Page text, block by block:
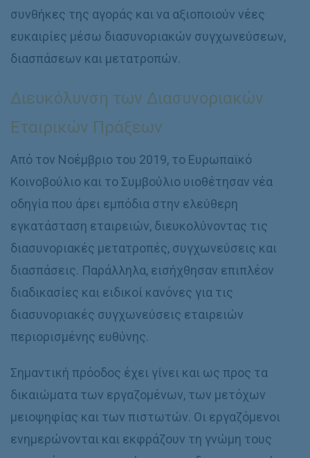
συνθήκες της αγοράς και να αξιοποιούν νέες
ευκαιρίες μέσω διασυνοριακών συγχωνεύσεων,
διασπάσεων και μετατροπών.
Διευκόλυνση των Διασυνοριακών
Εταιρικών Πράξεων
Από τον Νοέμβριο του 2019, το Ευρωπαϊκό
Κοινοβούλιο και το Συμβούλιο υιοθέτησαν νέα
οδηγία που άρει εμπόδια στην ελεύθερη
εγκατάσταση εταιρειών, διευκολύνοντας τις
διασυνοριακές μετατροπές, συγχωνεύσεις και
διασπάσεις. Παράλληλα, εισήχθησαν επιπλέον
διαδικασίες και ειδικοί κανόνες για τις
διασυνοριακές συγχωνεύσεις εταιρειών
περιορισμένης ευθύνης.
Σημαντική πρόοδος έχει γίνει και ως προς τα
δικαιώματα των εργαζομένων, των μετόχων
μειοψηφίας και των πιστωτών. Οι εργαζόμενοι
ενημερώνονται και εκφράζουν τη γνώμη τους